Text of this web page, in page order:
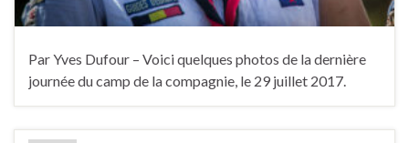
Par Yves Dufour – Voici quelques photos de la dernière
journée du camp de la compagnie, le 29 juillet 2017.